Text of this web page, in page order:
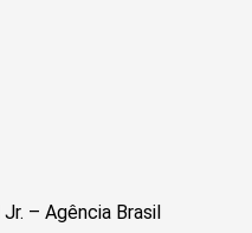
– Agência Brasil